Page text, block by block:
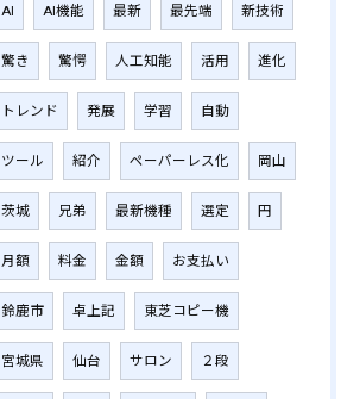
AI AI機能 最新 最先端 新技術
驚き 驚愕 人工知能 活用 進化
トレンド 発展 学習 自動
ツール 紹介 ペーパーレス化 岡山
茨城 兄弟 最新機種 選定 円
月額 料金 金額 お支払い
鈴鹿市 卓上記 東芝コピー機
宮城県 仙台 サロン ２段